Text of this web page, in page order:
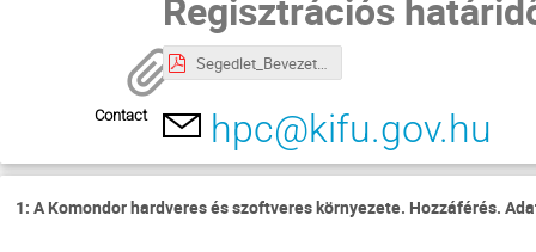
Segedlet_Bevezetes_Komondor_.pdf
Contact hpc@kifu.gov.hu
1: A Komondor hardveres és szoftveres környezete. Hozzáférés.